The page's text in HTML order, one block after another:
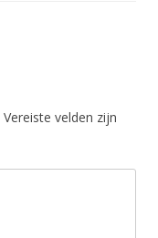
Vereiste velden zijn